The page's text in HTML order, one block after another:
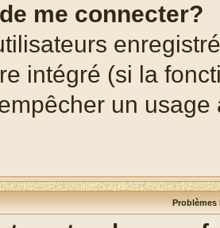
me connecter?
intégré (si la
un
Problèmes